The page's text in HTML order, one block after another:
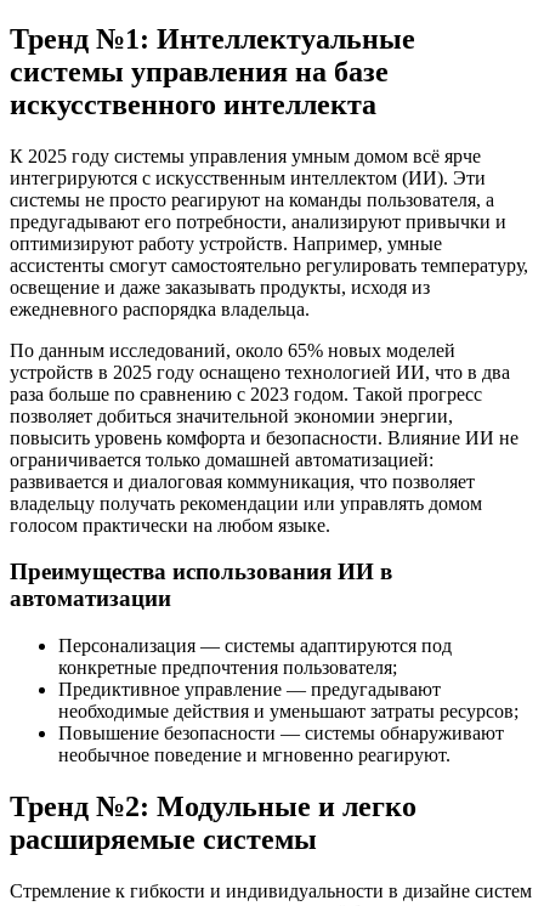
Тренд №1: Интеллектуальные
системы управления на базе
искусственного интеллекта
К 2025 году системы управления умным домом всё ярче
интегрируются с искусственным интеллектом (ИИ). Эти
системы не просто реагируют на команды пользователя, а
предугадывают его потребности, анализируют привычки и
оптимизируют работу устройств. Например, умные
ассистенты смогут самостоятельно регулировать температуру,
освещение и даже заказывать продукты, исходя из
ежедневного распорядка владельца.
По данным исследований, около 65% новых моделей
устройств в 2025 году оснащено технологией ИИ, что в два
раза больше по сравнению с 2023 годом. Такой прогресс
позволяет добиться значительной экономии энергии,
повысить уровень комфорта и безопасности. Влияние ИИ не
ограничивается только домашней автоматизацией:
развивается и диалоговая коммуникация, что позволяет
владельцу получать рекомендации или управлять домом
голосом практически на любом языке.
Преимущества использования ИИ в
автоматизации
Персонализация — системы адаптируются под
конкретные предпочтения пользователя;
Предиктивное управление — предугадывают
необходимые действия и уменьшают затраты ресурсов;
Повышение безопасности — системы обнаруживают
необычное поведение и мгновенно реагируют.
Тренд №2: Модульные и легко
расширяемые системы
Стремление к гибкости и индивидуальности в дизайне систем